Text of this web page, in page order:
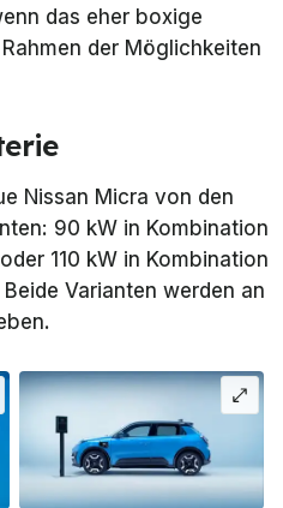
das eher boxige
der Möglichkeiten
Nissan Micra von den
90 kW in Kombination
110 kW in Kombination
Varianten werden an